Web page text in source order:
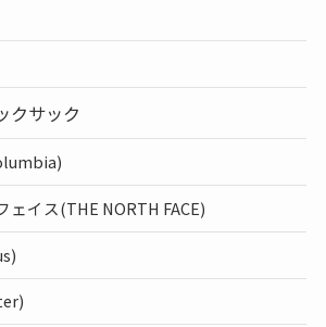
クサック
ェイス(THE NORTH FACE)